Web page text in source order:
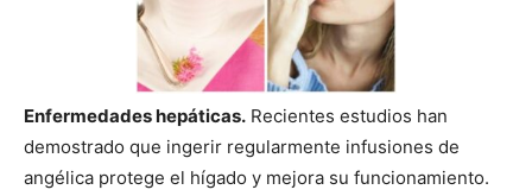
Enfermedades hepáticas. Recientes estudios han
demostrado que ingerir regularmente infusiones de
angélica protege el hígado y mejora su funcionamiento.